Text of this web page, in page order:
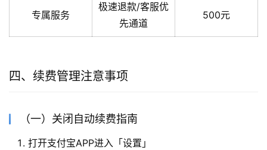
专属服务
极速退款/客服优
先通道
500元
四、续费管理注意事项
（一）关闭自动续费指南
打开支付宝APP进入「设置」